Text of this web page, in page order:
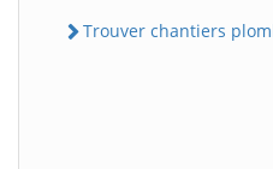
Trouver chantiers